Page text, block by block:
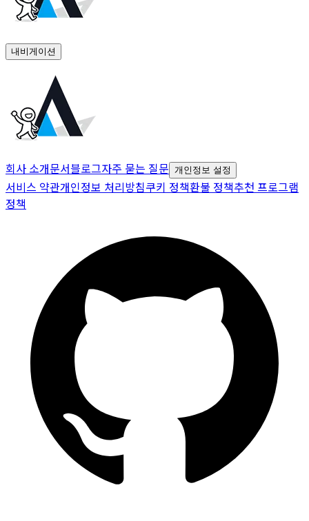
내비게이션
회사 소개문서블로그자주 묻는 질문 개인정보 설정
서비스 약관개인정보 처리방침쿠키 정책환불 정책추천 프로그램
정책